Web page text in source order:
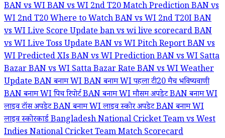
BAN vs WIBAN vs WI 2nd T20 Match PredictionBAN vs
WI 2nd T20 Where to WatchBAN vs WI 2nd T20IBAN
vs WI Live Score Updateban vs wi live scorecardBAN
vs WI Live Toss UpdateBAN vs WI Pitch ReportBAN vs
WI Predicted XIsBAN vs WI PredictionBAN vs WI Satta
BazarBAN vs WI Satta Bazar RateBAN vs WI Weather
UpdateBAN बनाम WIBAN बनाम WI पहला टी20 मैच भविष्यवाणी
BAN बनाम WI पिच रिपोर्टBAN बनाम WI मौसम अपडेटBAN बनाम WI
लाइव टॉस अपडेटBAN बनाम WI लाइव स्कोर अपडेटBAN बनाम WI
लाइव स्कोरकार्डBangladesh National Cricket Team vs West
Indies National Cricket Team Match Scorecard